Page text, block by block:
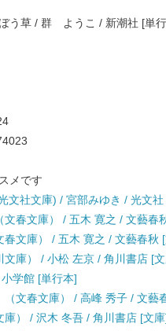
う草 / 群 ようこ / 新潮社 [単行
メです
文社文庫) / 宮部みゆき / 光文社
文春文庫） / 五木 寛之 / 文藝春
春文庫） / 五木 寛之 / 文藝春秋
文庫） / 小松 左京 / 角川書店 [
学館 [単行本]
（文春文庫） / 高峰 秀子 / 文藝
庫） / 沢木 冬吾 / 角川書店 [文